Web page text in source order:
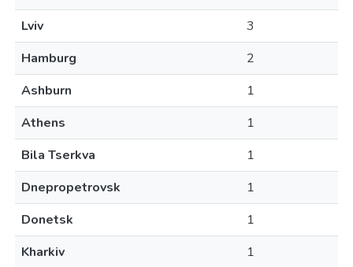
Lviv
3
Hamburg
2
Ashburn
1
Athens
1
Bila Tserkva
1
Dnepropetrovsk
1
Donetsk
1
Kharkiv
1